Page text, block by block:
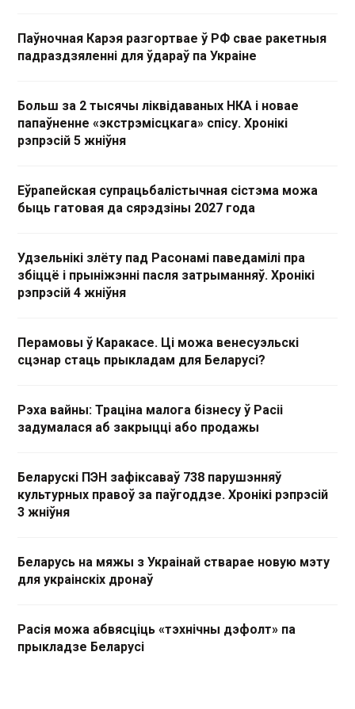
Паўночная Карэя разгортвае ў РФ свае ракетныя
падраздзяленні для ўдараў па Украіне
Больш за 2 тысячы ліквідаваных НКА і новае
папаўненне «экстрэмісцкага» спісу. Хронікі
рэпрэсій 5 жніўня
Еўрапейская супрацьбалістычная сістэма можа
быць гатовая да сярэдзіны 2027 года
Удзельнікі злёту пад Расонамі паведамілі пра
збіццё і прыніжэнні пасля затрыманняў. Хронікі
рэпрэсій 4 жніўня
Перамовы ў Каракасе. Ці можа венесуэльскі
сцэнар стаць прыкладам для Беларусі?
Рэха вайны: Траціна малога бізнесу ў Расіі
задумалася аб закрыцці або продажы
Беларускі ПЭН зафіксаваў 738 парушэнняў
культурных правоў за паўгоддзе. Хронікі рэпрэсій
3 жніўня
Беларусь на мяжы з Украінай стварае новую мэту
для украінскіх дронаў
Расія можа абвясціць «тэхнічны дэфолт» па
прыкладзе Беларусі